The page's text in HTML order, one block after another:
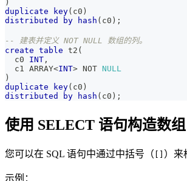
)
duplicate
key( c0 )
distributed
by hash ( c0 ) ;
-- 建表并定义 NOT NULL 数组的列。
create table t2 (
  c0
INT ,
  c1 ARRAY
<INT> NOT NULL
)
duplicate
key( c0 )
distributed
by hash ( c0 ) ;
使用 SELECT 语句构造数组
您可以在 SQL 语句中通过中括号（ ）来
示例：